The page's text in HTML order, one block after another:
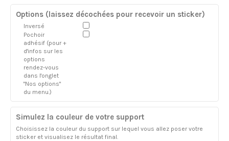
Options (laissez décochées pour recevoir un sticker)
Inversé
Pochoir
adhésif (pour +
d'infos sur les
options
rendez-vous
dans l'onglet
"Nos options"
du menu.)
Simulez la couleur de votre support
Choisissez la couleur du support sur lequel vous allez poser votre
sticker et visualisez le résultat final.